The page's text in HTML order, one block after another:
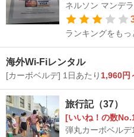
ネルソン マンデ
ランキングをもっ
海外Wi-Fiレンタル
[カーボベルデ] 1日あたり 1,960円
旅行記（37）
[いいね！の数
弾丸カーボベル